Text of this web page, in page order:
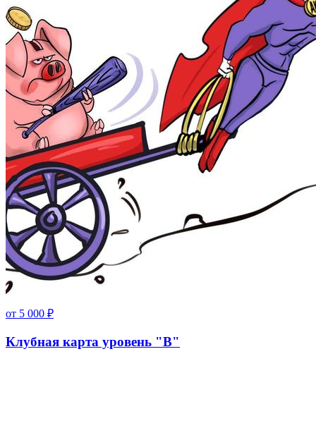
от 5 000 ₽
Клубная карта уровень "В"